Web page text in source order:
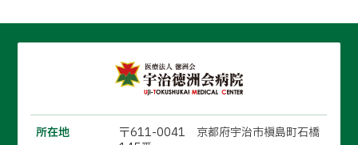
所在地
〒611-0041 京都府宇治市槇島町石橋